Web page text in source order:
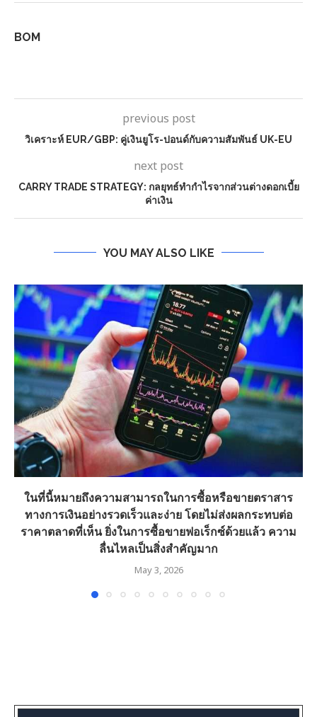
BOM
previous post
วิเคราะห์ EUR/GBP: คู่เงินยูโร-ปอนด์กับความสัมพันธ์ UK-EU
next post
CARRY TRADE STRATEGY: กลยุทธ์ทำกำไรจากส่วนต่างดอกเบี้ย
ค่าเงิน
YOU MAY ALSO LIKE
ในที่นี้หมายถึงความสามารถในการซื้อหรือขายตราสาร
ทางการเงินอย่างรวดเร็วและง่าย โดยไม่ส่งผลกระทบต่อ
ราคาตลาดที่เห็น ยิ่งในการซื้อขายฟอเร็กซ์ด้วยแล้ว ความ
ลื่นไหลเป็นสิ่งสำคัญมาก
May 3, 2026